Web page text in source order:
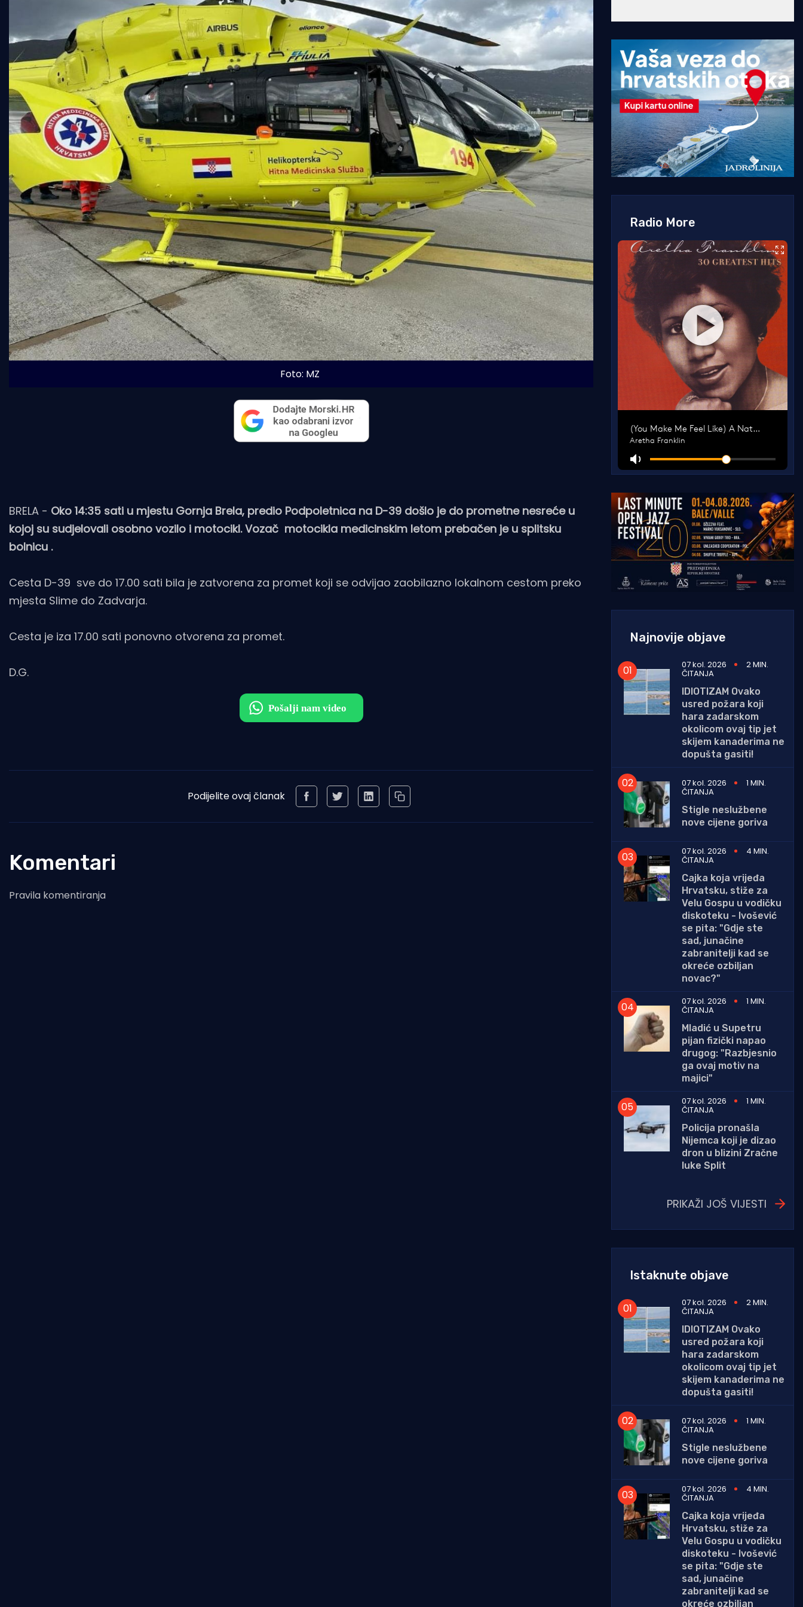
Foto: MZ
BRELA - Oko 14:35 sati u mjestu Gornja Brela, predio Podpoletnica na D-39 došlo je do prometne nesreće u
kojoj su sudjelovali osobno vozilo i motocikl. Vozač motocikla medicinskim letom prebačen je u splitsku
bolnicu .
Cesta D-39 sve do 17.00 sati bila je zatvorena za promet koji se odvijao zaobilazno lokalnom cestom preko
mjesta Slime do Zadvarja.
Cesta je iza 17.00 sati ponovno otvorena za promet.
D.G.
Podijelite ovaj članak
Komentari
Pravila komentiranja
Radio More
Najnovije objave
07 kol. 2026 2 MIN.
ČITANJA
IDIOTIZAM Ovako
usred požara koji
hara zadarskom
okolicom ovaj tip jet
skijem kanaderima ne
dopušta gasiti!
07 kol. 2026 1 MIN.
ČITANJA
Stigle neslužbene
nove cijene goriva
07 kol. 2026 4 MIN.
ČITANJA
Cajka koja vrijeđa
Hrvatsku, stiže za
Velu Gospu u vodičku
diskoteku - Ivošević
se pita: "Gdje ste
sad, junačine
zabranitelji kad se
okreće ozbiljan
novac?"
07 kol. 2026
1 MIN.
ČITANJA
Mladić u Supetru
pijan fizički napao
drugog: "Razbjesnio
ga ovaj motiv na
majici"
07 kol. 2026
1 MIN.
ČITANJA
Policija pronašla
Nijemca koji je dizao
dron u blizini Zračne
luke Split
PRIKAŽI JOŠ VIJESTI
Istaknute objave
07 kol. 2026 2 MIN.
ČITANJA
IDIOTIZAM Ovako
usred požara koji
hara zadarskom
okolicom ovaj tip jet
skijem kanaderima ne
dopušta gasiti!
07 kol. 2026 1 MIN.
ČITANJA
Stigle neslužbene
nove cijene goriva
07 kol. 2026 4 MIN.
ČITANJA
Cajka koja vrijeđa
Hrvatsku, stiže za
Velu Gospu u vodičku
diskoteku - Ivošević
se pita: "Gdje ste
sad, junačine
zabranitelji kad se
okreće ozbiljan